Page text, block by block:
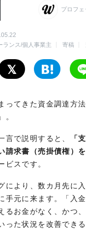
プロフ
ランス/個人事業主 寄稿
ってきた資金調達方
。
言で説明すると、
「
請求書（売掛債権）
ビスです。
により、数カ月先に
手元に来ます。「入
るお金がなく、かつ
った状況を改善でき